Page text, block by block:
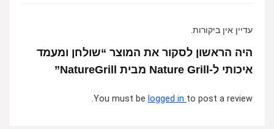
עדיין אין ביקורות.
היה הראשון לסקור את המוצר “שולחן ומעמד
איכותי ל-Nature Grill מבית NatureGrill”
You must be logged in to post a review.